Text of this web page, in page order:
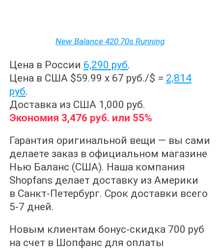
New Balance 420 70s Running
Цена в России 6,290 руб.
Цена в США $59.99 x 67 руб./$ = 2,814
руб.
Доставка из США 1,000 руб.
Экономия 3,476 руб. или 55%
Гарантия оригинальной вещи — вы сами
делаете заказ в официальном магазине
Нью Баланс (США). Наша компания
Shopfans делает доставку из Америки
в Санкт-Петербург. Срок доставки всего
5-7 дней.
Новым клиентам бонус-скидка 700 руб
на счет в Шопфанс для оплаты